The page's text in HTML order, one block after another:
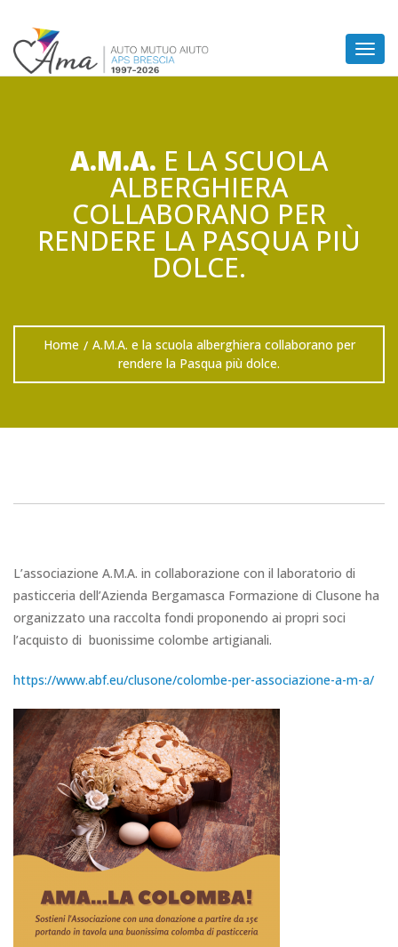
A.M.A. E LA SCUOLA
ALBERGHIERA
COLLABORANO PER
RENDERE LA PASQUA PIÙ
DOLCE.
Home / A.M.A. e la scuola alberghiera collaborano per
rendere la Pasqua più dolce.
L’associazione A.M.A. in collaborazione con il laboratorio di
pasticceria dell’Azienda Bergamasca Formazione di Clusone ha
organizzato una raccolta fondi proponendo ai propri soci
l’acquisto di buonissime colombe artigianali.
https://www.abf.eu/clusone/colombe-per-associazione-a-m-a/